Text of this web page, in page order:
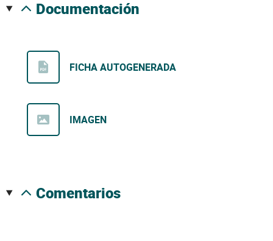
documentación
FICHA AUTOGENERADA
IMAGEN
comentarios